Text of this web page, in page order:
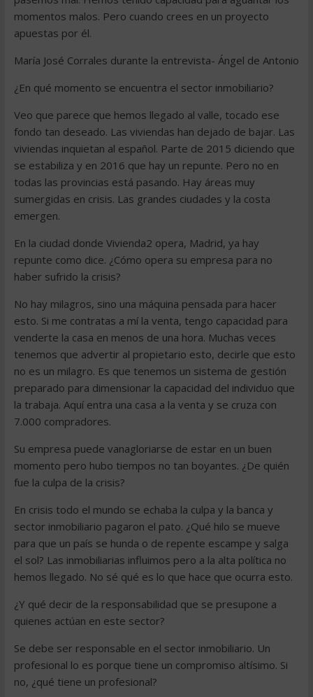
momentos malos. Pero cuando crees en un proyecto
apuestas por él.
María José Corrales durante la entrevista- Ángel de Antonio
¿En qué momento se encuentra el sector inmobiliario?
Veo que parece que hemos llegado al valle, tocado ese
fondo tan deseado. Las viviendas han dejado de bajar. Las
viviendas inquietan al español. Parte de 2015 diciendo que
se estabiliza y en 2016 que hay un repunte. Pero no en
todas las provincias está pasando. Hay áreas muy
sumergidas en crisis. Las grandes ciudades y la costa
emergen.
En la ciudad donde Vivienda2 opera, Madrid, ya hay
repunte como dice. ¿Cómo opera su empresa para no
haber sufrido la crisis?
No hay milagros, sino una máquina pensada para hacer
esto. Si me contratas a mí la venta, tengo capacidad para
venderte la casa en menos de una hora. Muchas veces
tenemos que advertir al propietario esto, decirle que esto
no es un milagro. Es que tenemos un sistema de gestión
preparado para dimensionar la capacidad del individuo que
la trabaja. Aquí entra una casa a la venta y se cruza con
7.000 compradores.
Su empresa puede vanagloriarse de estar en un buen
momento pero hubo tiempos no tan boyantes. ¿De quién
fue la culpa de la crisis?
En crisis todo el mundo se echaba la culpa y la banca y
sector inmobiliario pagaron el pato. ¿Qué hilo se mueve
para que un país se hunda o de repente escampe y salga
el sol? Las inmobiliarias influimos pero a la alta política no
hemos llegado. No sé qué es lo que hace que ocurra esto.
¿Y qué decir de la responsabilidad que se presupone a
quienes actúan en este sector?
Se debe ser responsable en el sector inmobiliario. Un
profesional lo es porque tiene un compromiso altísimo. Si
no, ¿qué tiene un profesional?